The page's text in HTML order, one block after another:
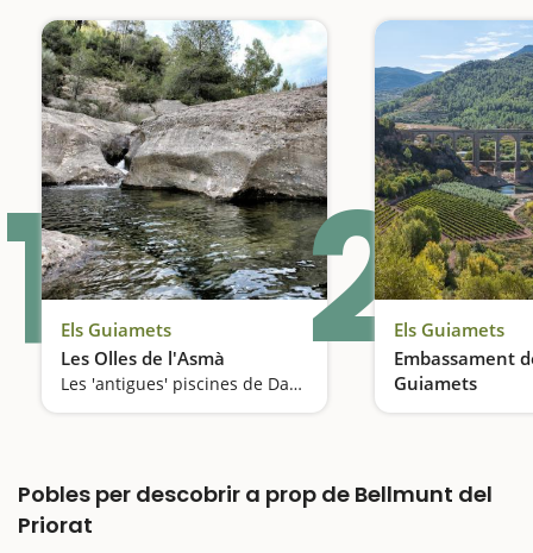
1 Els Guiamets
Les Olles de l'Asmà
Les 'antigues' piscines de Darmós i Els Guiamets 2Els Guiamets
Embassament
Guiamets
Pobles per descobrir a prop de Bellmunt del
Priorat